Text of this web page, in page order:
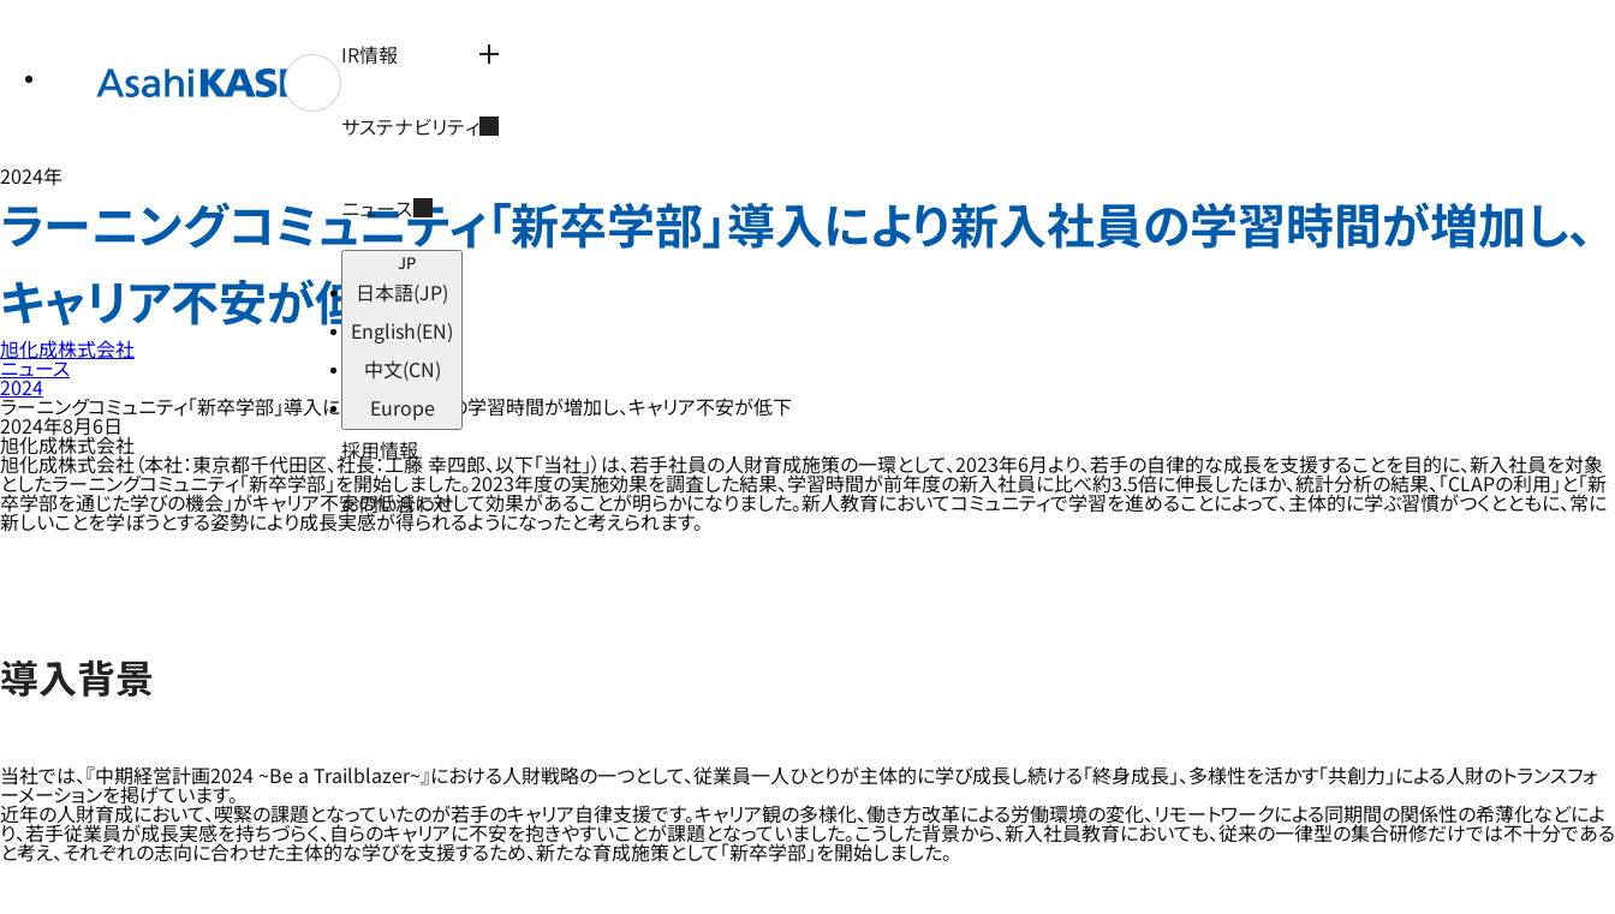
IR情報
サステナビリティ
ニュース
JP
日本語(JP)
English(EN)
中文(CN)
Europe
採用情報
お問い合わせ
2024年
ラーニングコミュニティ「新卒学部」導入により新入社員の学習時間が増加し、
キャリア不安が低下
旭化成株式会社
ニュース
2024
ラーニングコミュニティ「新卒学部」導入により新入社員の学習時間が増加し、キャリア不安が低下
2024年8月6日
旭化成株式会社
旭化成株式会社（本社：東京都千代田区、社長：工藤 幸四郎、以下「当社」）は、若手社員の人財育成施策の一環として、2023年6月より、若手の自律的な成長を支援することを目的に、新入社員を対象
としたラーニングコミュニティ「新卒学部」を開始しました。2023年度の実施効果を調査した結果、学習時間が前年度の新入社員に比べ約3.5倍に伸長したほか、統計分析の結果、「CLAPの利用」と「新
卒学部を通じた学びの機会」がキャリア不安の低減に対して効果があることが明らかになりました。新人教育においてコミュニティで学習を進めることによって、主体的に学ぶ習慣がつくとともに、常に
新しいことを学ぼうとする姿勢により成長実感が得られるようになったと考えられます。
導入背景
当社では、『中期経営計画2024 ~Be a Trailblazer~』における人財戦略の一つとして、従業員一人ひとりが主体的に学び成長し続ける「終身成長」、多様性を活かす「共創力」による人財のトランスフォ
ーメーションを掲げています。
近年の人財育成において、喫緊の課題となっていたのが若手のキャリア自律支援です。キャリア観の多様化、働き方改革による労働環境の変化、リモートワークによる同期間の関係性の希薄化などによ
り、若手従業員が成長実感を持ちづらく、自らのキャリアに不安を抱きやすいことが課題となっていました。こうした背景から、新入社員教育においても、従来の一律型の集合研修だけでは不十分である
と考え、それぞれの志向に合わせた主体的な学びを支援するため、新たな育成施策として「新卒学部」を開始しました。